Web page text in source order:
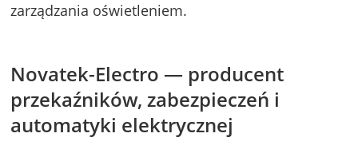
zarządzania oświetleniem.
Novatek-Electro — producent
przekaźników, zabezpieczeń i
automatyki elektrycznej